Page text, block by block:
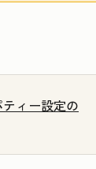
ティー設定の